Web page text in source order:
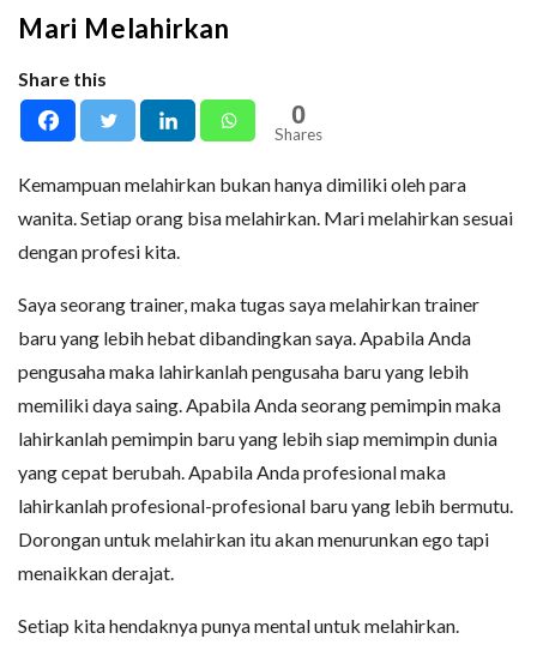
Mari Melahirkan
Share this
0
Shares
Kemampuan melahirkan bukan hanya dimiliki oleh para
wanita. Setiap orang bisa melahirkan. Mari melahirkan sesuai
dengan profesi kita.
Saya seorang trainer, maka tugas saya melahirkan trainer
baru yang lebih hebat dibandingkan saya. Apabila Anda
pengusaha maka lahirkanlah pengusaha baru yang lebih
memiliki daya saing. Apabila Anda seorang pemimpin maka
lahirkanlah pemimpin baru yang lebih siap memimpin dunia
yang cepat berubah. Apabila Anda profesional maka
lahirkanlah profesional-profesional baru yang lebih bermutu.
Dorongan untuk melahirkan itu akan menurunkan ego tapi
menaikkan derajat.
Setiap kita hendaknya punya mental untuk melahirkan.